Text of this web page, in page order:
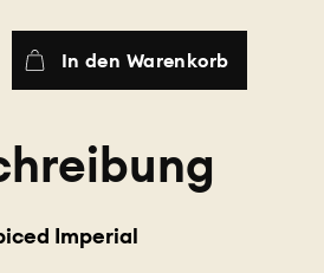
In den Warenkorb
Imperial